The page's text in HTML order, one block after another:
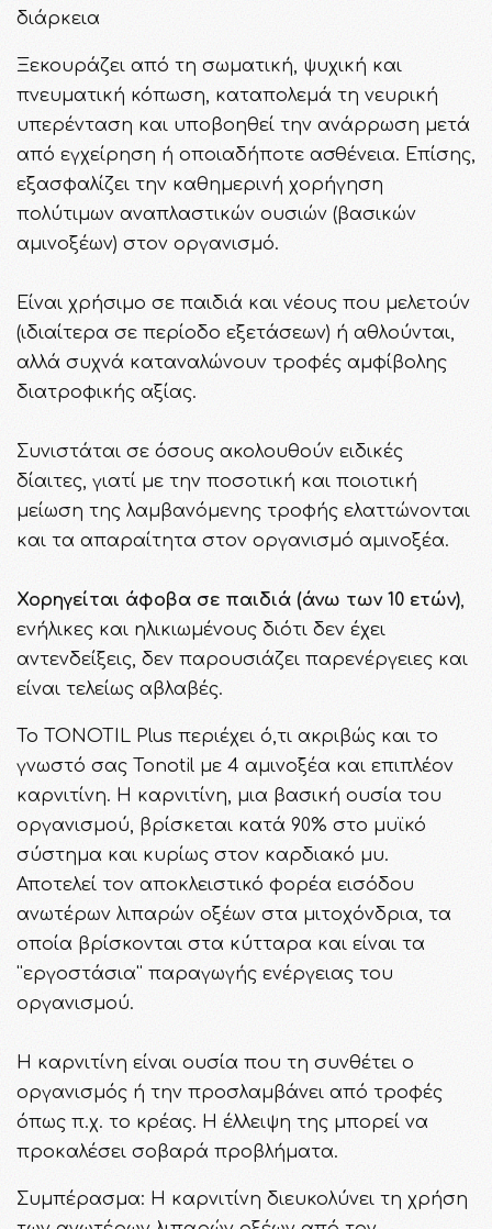
διάρκεια
Ξεκουράζει από τη σωματική, ψυχική και
πνευματική κόπωση, καταπολεμά τη νευρική
υπερένταση και υποβοηθεί την ανάρρωση μετά
από εγχείρηση ή οποιαδήποτε ασθένεια. Επίσης,
εξασφαλίζει την καθημερινή χορήγηση
πολύτιμων αναπλαστικών ουσιών (βασικών
αμινοξέων) στον οργανισμό.
Είναι χρήσιμο σε παιδιά και νέους που μελετούν
(ιδιαίτερα σε περίοδο εξετάσεων) ή αθλούνται,
αλλά συχνά καταναλώνουν τροφές αμφίβολης
διατροφικής αξίας.
Συνιστάται σε όσους ακολουθούν ειδικές
δίαιτες, γιατί με την ποσοτική και ποιοτική
μείωση της λαμβανόμενης τροφής ελαττώνονται
και τα απαραίτητα στον οργανισμό αμινοξέα.
Χορηγείται άφοβα σε παιδιά (άνω των 10 ετών),
ενήλικες και ηλικιωμένους διότι δεν έχει
αντενδείξεις, δεν παρουσιάζει παρενέργειες και
είναι τελείως αβλαβές.
Το ΤΟΝΟΤΙL Plus περιέχει ό,τι ακριβώς και το
γνωστό σας Tonotil με 4 αμινοξέα και επιπλέον
καρνιτίνη. H καρνιτίνη, μια βασική ουσία του
οργανισμού, βρίσκεται κατά 90% στο μυϊκό
σύστημα και κυρίως στον καρδιακό μυ.
Αποτελεί τον αποκλειστικό φορέα εισόδου
ανωτέρων λιπαρών οξέων στα μιτοχόνδρια, τα
οποία βρίσκονται στα κύτταρα και είναι τα
''εργοστάσια'' παραγωγής ενέργειας του
οργανισμού.
Η καρνιτίνη είναι ουσία που τη συνθέτει ο
οργανισμός ή την προσλαμβάνει από τροφές
όπως π.χ. το κρέας. Η έλλειψη της μπορεί να
προκαλέσει σοβαρά προβλήματα.
Συμπέρασμα: Η καρνιτίνη διευκολύνει τη χρήση